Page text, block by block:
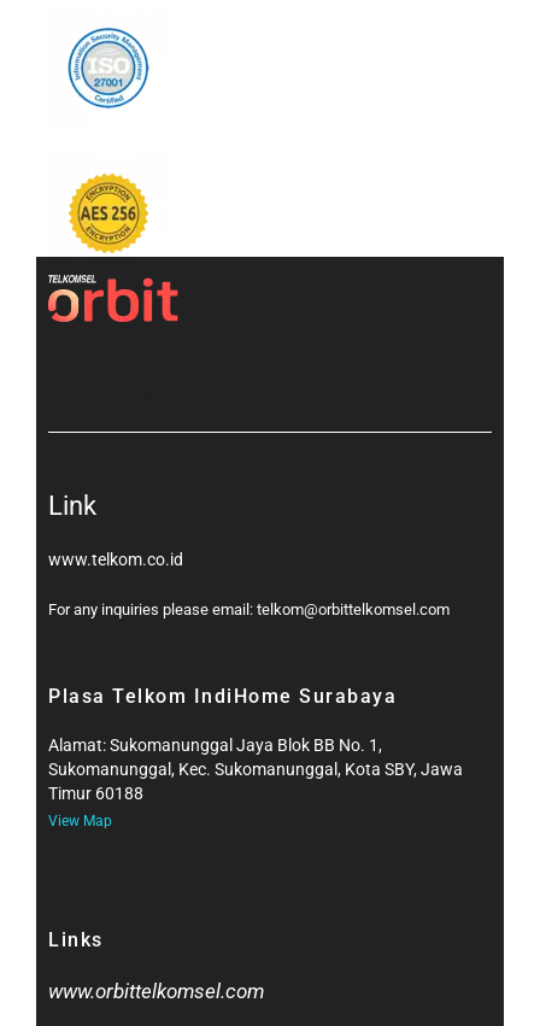
Link
www.telkom.co.id
For any inquiries please email: telkom@orbittelkomsel.com
Plasa Telkom IndiHome Surabaya
Alamat: Sukomanunggal Jaya Blok BB No. 1,
Sukomanunggal, Kec. Sukomanunggal, Kota SBY, Jawa
Timur 60188
View Map
Links
www.orbittelkomsel.com